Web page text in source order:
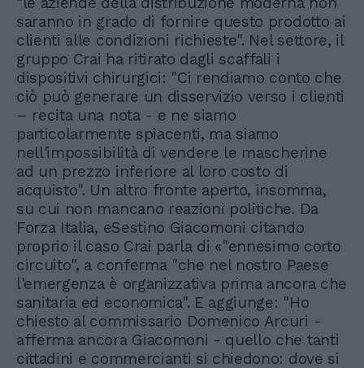
saranno in grado di fornire questo prodotto ai
clienti alle condizioni richieste". Nel settore, il
gruppo Crai ha ritirato dagli scaffali i
dispositivi chirurgici: "Ci rendiamo conto che
ciò può generare un disservizio verso i clienti
– recita una nota - e ne siamo
particolarmente spiacenti, ma siamo
nell'impossibilità di vendere le mascherine
ad un prezzo inferiore al loro costo di
acquisto". Un altro fronte aperto, insomma,
su cui non mancano reazioni politiche. Da
Forza Italia, eSestino Giacomoni citando
proprio il caso Crai parla di «"ennesimo corto
circuito", a conferma "che nel nostro Paese
l'emergenza è organizzativa prima ancora che
sanitaria ed economica". E aggiunge: "Ho
chiesto al commissario Domenico Arcuri -
afferma ancora Giacomoni - quello che tanti
cittadini e commercianti si chiedono: dove si